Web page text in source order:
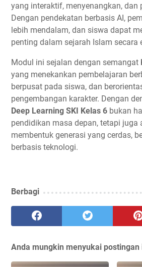
yang interaktif, menyenangkan, dan
Dengan pendekatan berbasis AI,
lebih mendalam, dan siswa dapat
penting dalam sejarah Islam secara
Modul ini sejalan dengan semangat
yang menekankan pembelajaran
berpusat pada siswa, dan
pengembangan karakter. Dengan
Deep Learning SKI Kelas 6 bukan
pendidikan masa depan, tetapi juga
membentuk generasi yang cerdas,
berbasis teknologi.
Berbagi
Anda mungkin menyukai postingan